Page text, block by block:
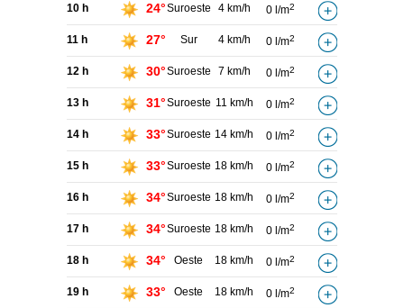
10 h 24°Suroeste 4 km/h 0 l/m2
11 h 27° Sur 4 km/h 0 l/m2
12 h 30°Suroeste 7 km/h 0 l/m2
13 h 31°Suroeste 11 km/h 0 l/m2
14 h 33°Suroeste 14 km/h 0 l/m2
15 h 33°Suroeste 18 km/h 0 l/m2
16 h 34°Suroeste 18 km/h 0 l/m2
17 h 34°Suroeste 18 km/h 0 l/m2
18 h 34° Oeste 18 km/h 0 l/m2
19 h 33° Oeste 18 km/h 0 l/m2